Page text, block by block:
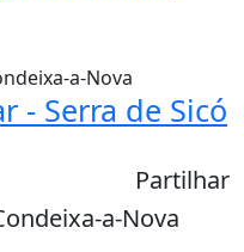
a-Nova
- Serra de Sicó
Partilhar
a-Nova